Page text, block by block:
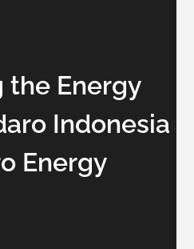
the Energy
Indonesia
Energy